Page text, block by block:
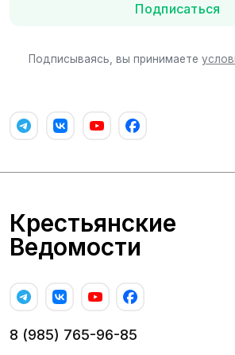
Подписаться
Подписываясь, вы принимаете
Крестьянские
Ведомости
8 (985) 765-96-85